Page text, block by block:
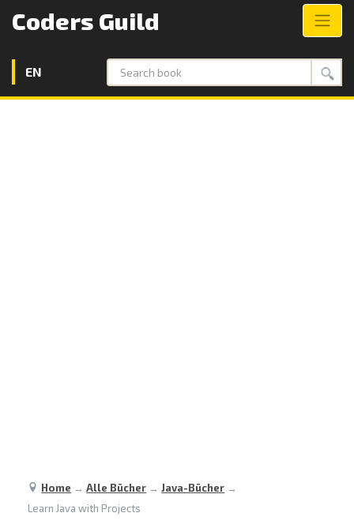
Coders Guild
EN
Search
Home →Alle Bücher →Java-Bücher →
Learn Java with Projects